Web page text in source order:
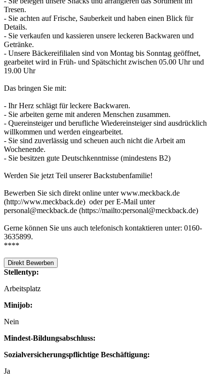
Tresen.
- Sie achten auf Frische, Sauberkeit und haben einen Blick für
Details.
- Sie verkaufen und kassieren unsere leckeren Backwaren und
Getränke.
- Unsere Bäckereifilialen sind von Montag bis Sonntag geöffnet,
gearbeitet wird in Früh- und Spätschicht zwischen 05.00 Uhr und
19.00 Uhr
Das bringen Sie mit:
- Ihr Herz schlägt für leckere Backwaren.
- Sie arbeiten gerne mit anderen Menschen zusammen.
- Quereinsteiger und berufliche Wiedereinsteiger sind ausdrücklich
willkommen und werden eingearbeitet.
- Sie sind zuverlässig und scheuen auch nicht die Arbeit am
Wochenende.
- Sie besitzen gute Deutschkenntnisse (mindestens B2)
Werden Sie jetzt Teil unserer Backstubenfamilie!
Bewerben Sie sich direkt online unter www.meckback.de
(http://www.meckback.de) oder per E-Mail unter
personal@meckback.de (https://mailto:personal@meckback.de)
Gerne können Sie uns auch telefonisch kontaktieren unter: 0160-
3635899.
****
Direkt Bewerben
Stellentyp:
Arbeitsplatz
Minijob:
Nein
Mindest-Bildungsabschluss:
Sozialversicherungspflichtige Beschäftigung:
Ja